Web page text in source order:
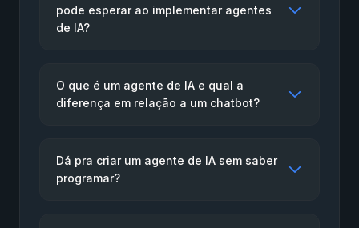
pode esperar ao implementar agentes
de IA?
O que é um agente de IA e qual a
diferença em relação a um chatbot?
Dá pra criar um agente de IA sem saber
programar?